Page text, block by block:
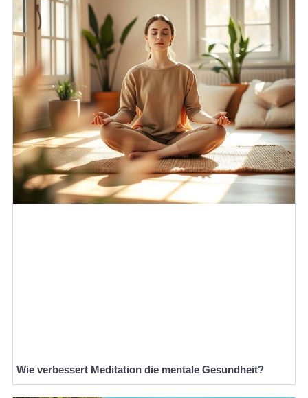
Wie verbessert Meditation die mentale Gesundheit?